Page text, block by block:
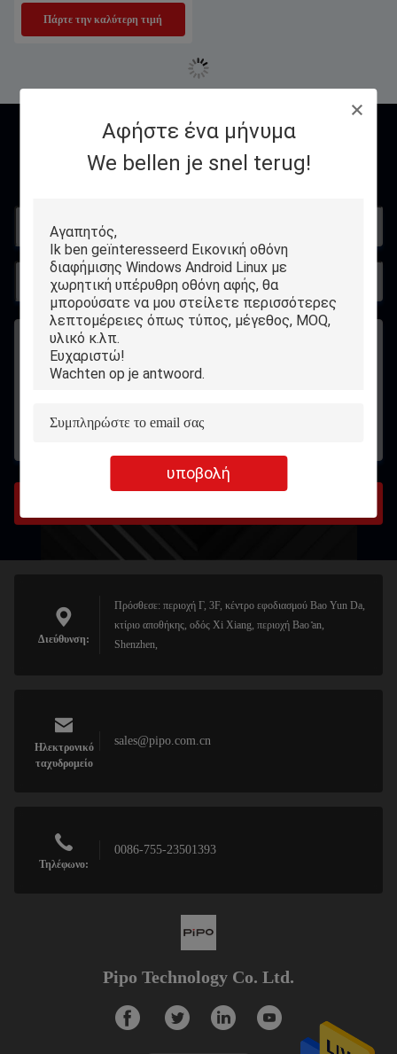
Αφήστε ένα μήνυμα
We bellen je snel terug!
υποβολή
βαθμός περιστρέψιμοι
Πάρτε την καλύτερη τιμή
επικοινωνία
Διεύθυνση:
Πρόσθεσε: περιοχή Γ, 3F, κέντρο εφοδιασμού Bao Yun Da,
κτίριο αποθήκης, οδός Xi Xiang, περιοχή Bao ̊an,
Shenzhen,
Ηλεκτρονικό
ταχυδρομείο
sales@pipo.com.cn
Τηλέφωνο:
0086-755-23501393
Pipo Technology Co. Ltd.